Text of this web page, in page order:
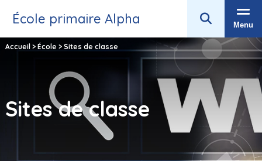
École primaire Alpha Menu
Accueil> École > Sites de classe
Sites de classe